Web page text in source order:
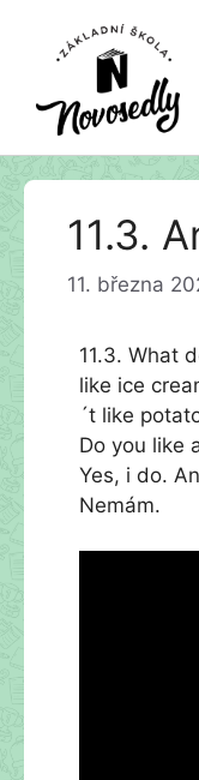
Přeskočit
11.3.
11. března
11.3. What
like ice
´t like
Do you like
Yes, i do.
Nemám.